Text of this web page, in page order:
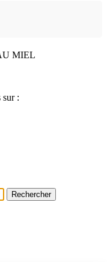
MIEL
sur :